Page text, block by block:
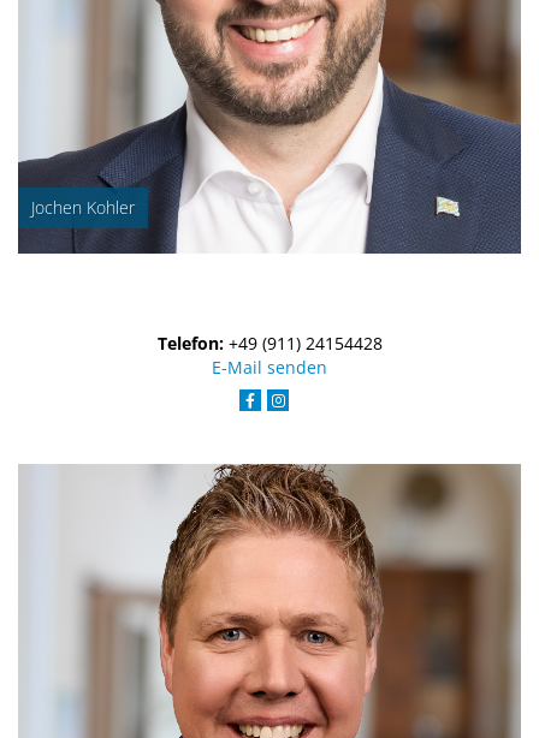
Jochen Kohler
Telefon: +49 (911) 24154428
E-Mail senden